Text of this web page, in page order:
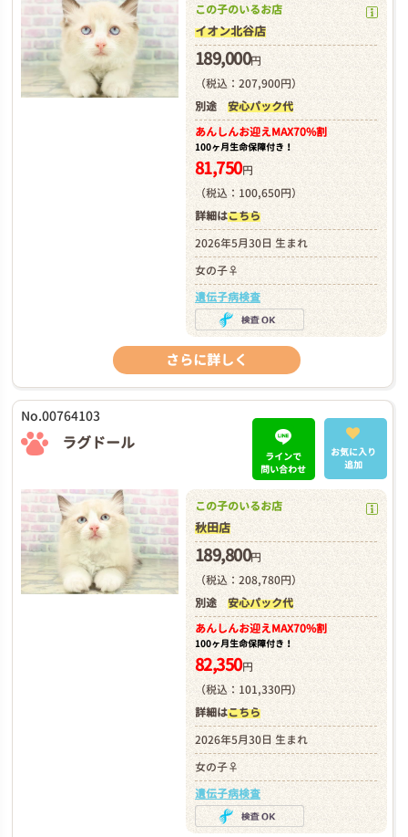
この子のいるお店
イオン北谷店
189,000円
（税込：207,900円）
別途 安心パック代
あんしんお迎えMAX70%割
100ヶ月生命保障付き！
81,750円
（税込：100,650円）
詳細はこちら
2026年5月30日 生まれ
女の子♀
遺伝子病検査
さらに詳しく
No.00764103
ラグドール
ラインで
問い合わせ
お気に入り
追加
この子のいるお店
秋田店
189,800円
（税込：208,780円）
別途 安心パック代
あんしんお迎えMAX70%割
100ヶ月生命保障付き！
82,350円
（税込：101,330円）
詳細はこちら
2026年5月30日 生まれ
女の子♀
遺伝子病検査